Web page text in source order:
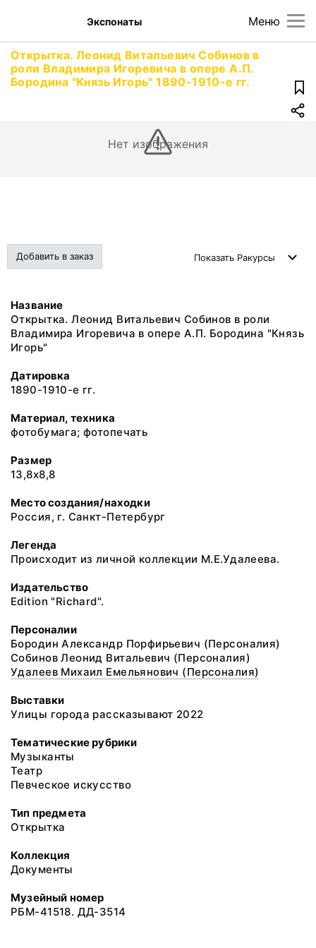
Меню
Экспонаты
Открытка. Леонид Витальевич Собинов в
роли Владимира Игоревича в опере А.П.
Бородина "Князь Игорь" 1890-1910-е гг.
Нет изображения
Добавить в заказ Показать Ракурсы
Название
Открытка. Леонид Витальевич Собинов в роли
Владимира Игоревича в опере А.П. Бородина "Князь
Игорь"
Датировка
1890-1910-е гг.
Материал, техника
фотобумага; фотопечать
Размер
13,8х8,8
Место создания/находки
Россия, г. Санкт-Петербург
Легенда
Происходит из личной коллекции М.Е.Удалеева.
Издательство
Edition "Richard".
Персоналии
Бородин Александр Порфирьевич (Персоналия)
Собинов Леонид Витальевич (Персоналия)
Удалеев Михаил Емельянович (Персоналия)
Выставки
Улицы города рассказывают 2022
Тематические рубрики
Музыканты
Театр
Певческое искусство
Тип предмета
Открытка
Коллекция
Документы
Музейный номер
РБМ-41518. ДД-3514